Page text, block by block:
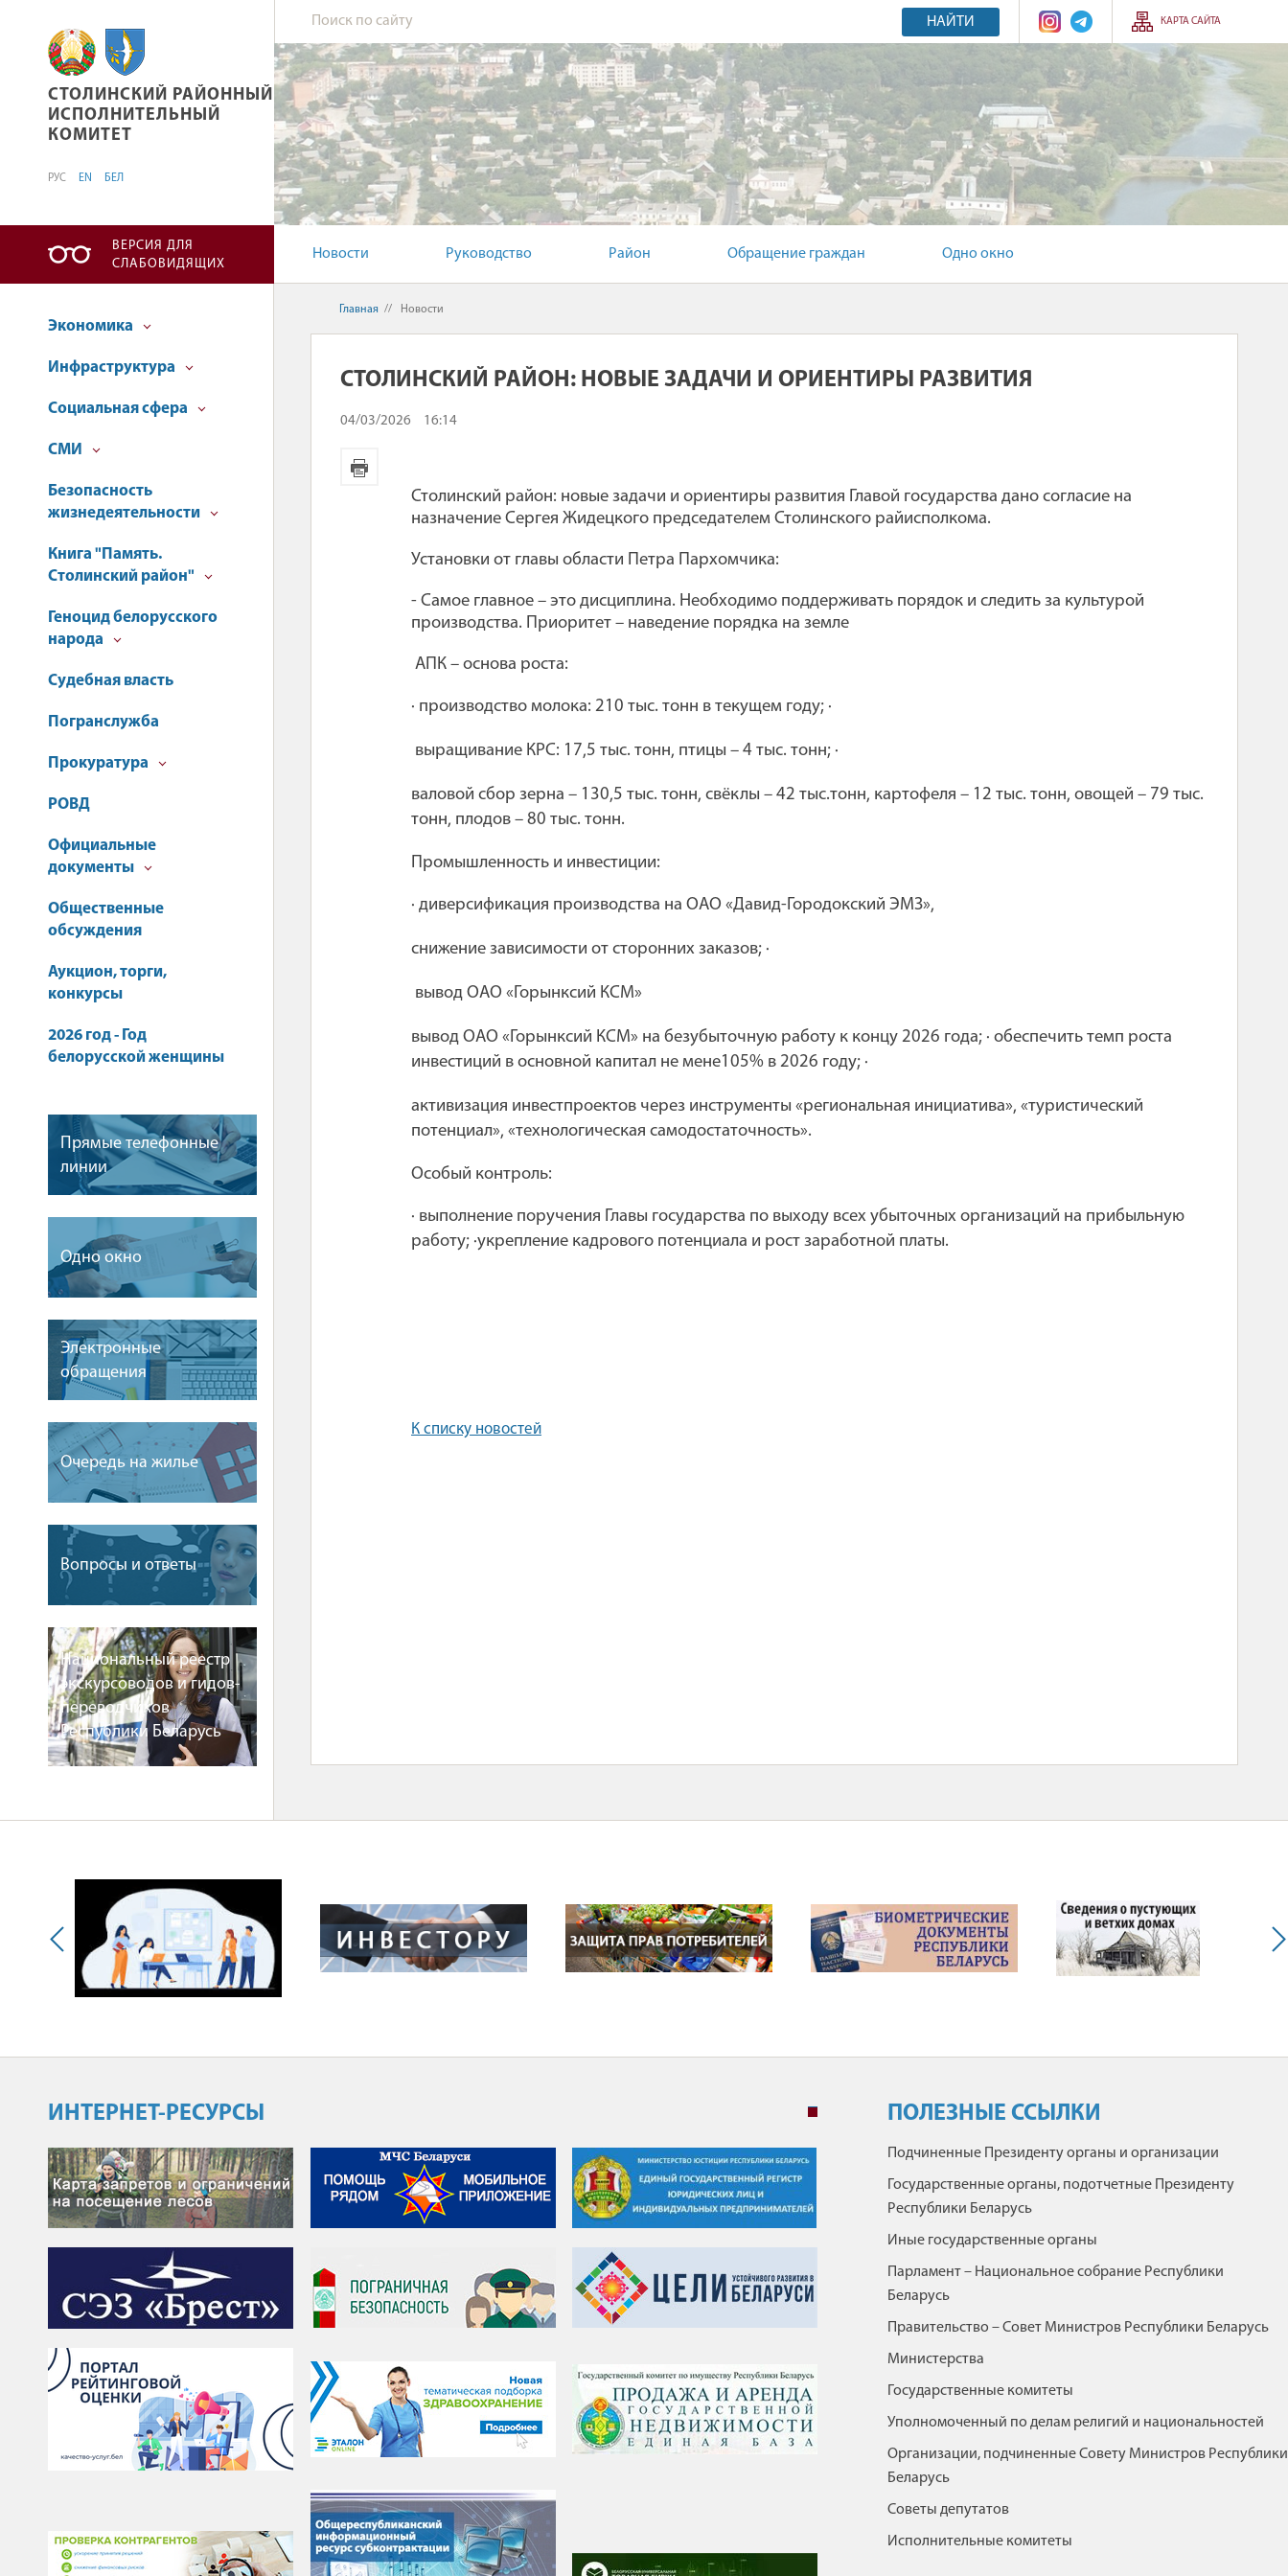
СТОЛИНСКИЙ РАЙОННЫЙ ИСПОЛНИТЕЛЬНЫЙ КОМИТЕТ
СТОЛИНСКИЙ РАЙОННЫЙ
ИСПОЛНИТЕЛЬНЫЙ
КОМИТЕТ
РУС EN БЕЛ
НАЙТИ КАРТА САЙТА
ВЕРСИЯ ДЛЯ
СЛАБОВИДЯЩИХ
Новости Руководство Район Обращение граждан Одно окно
Экономика
Инфраструктура
Социальная сфера
СМИ
Безопасность
жизнедеятельности
Книга "Память.
Столинский район"
Геноцид белорусского
народа
Судебная власть
Погранслужба
Прокуратура
РОВД
Официальные
документы
Общественные
обсуждения
Аукцион, торги,
конкурсы
2026 год - Год
белорусской женщины
Прямые телефонные
линии
Одно окно
Электронные
обращения
Очередь на жилье
Вопросы и ответы
Национальный реестр
экскурсоводов и гидов-
переводчиков
Республики Беларусь
Главная // Новости
СТОЛИНСКИЙ РАЙОН: НОВЫЕ ЗАДАЧИ И ОРИЕНТИРЫ РАЗВИТИЯ
04/03/2026 16:14
Столинский район: новые задачи и ориентиры развития Главой государства дано согласие на
назначение Сергея Жидецкого председателем Столинского райисполкома.
Установки от главы области Петра Пархомчика:
- Самое главное – это дисциплина. Необходимо поддерживать порядок и следить за культурой
производства. Приоритет – наведение порядка на земле
АПК – основа роста:
· производство молока: 210 тыс. тонн в текущем году; ·
выращивание КРС: 17,5 тыс. тонн, птицы – 4 тыс. тонн; ·
валовой сбор зерна – 130,5 тыс. тонн, свёклы – 42 тыс.тонн, картофеля – 12 тыс. тонн, овощей – 79 тыс.
тонн, плодов – 80 тыс. тонн.
Промышленность и инвестиции:
· диверсификация производства на ОАО «Давид-Городокский ЭМЗ»,
снижение зависимости от сторонних заказов; ·
вывод ОАО «Горынксий КСМ»
вывод ОАО «Горынксий КСМ» на безубыточную работу к концу 2026 года; · обеспечить темп роста
инвестиций в основной капитал не мене105% в 2026 году; ·
активизация инвестпроектов через инструменты «региональная инициатива», «туристический
потенциал», «технологическая самодостаточность».
Особый контроль:
· выполнение поручения Главы государства по выходу всех убыточных организаций на прибыльную
работу; ·укрепление кадрового потенциала и рост заработной платы.
К списку новостей
ИНТЕРНЕТ-РЕСУРСЫ ПОЛЕЗНЫЕ ССЫЛКИ
Подчиненные Президенту органы и организации
Государственные органы, подотчетные Президенту
Республики Беларусь
Иные государственные органы
Парламент – Национальное собрание Республики
Беларусь
Правительство – Совет Министров Республики Беларусь
Министерства
Государственные комитеты
Уполномоченный по делам религий и национальностей
Организации, подчиненные Совету Министров Республики
Беларусь
Советы депутатов
Исполнительные комитеты